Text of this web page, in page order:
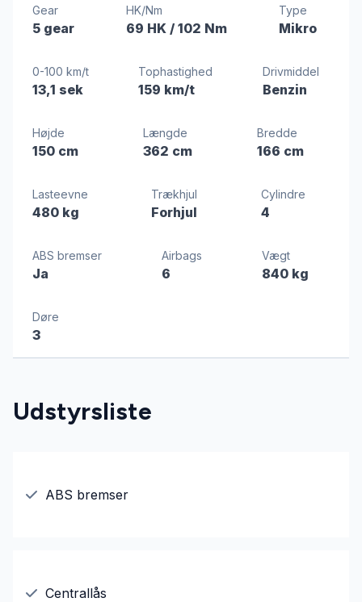
Gear
5 gear
HK/Nm
69 HK / 102 Nm
Type
Mikro
0-100 km/t
13,1 sek
Tophastighed
159 km/t
Drivmiddel
Benzin
Højde
150 cm
Længde
362 cm
Bredde
166 cm
Lasteevne
480 kg
Trækhjul
Forhjul
Cylindre
4
ABS bremser
Ja
Airbags
6
Vægt
840 kg
Døre
3
Udstyrsliste
ABS bremser
Centrallås